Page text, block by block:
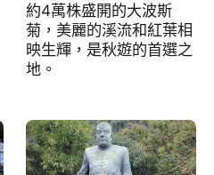
約4萬株盛開的大波斯
菊，美麗的溪流和紅葉相
映生輝，是秋遊的首選之
地。